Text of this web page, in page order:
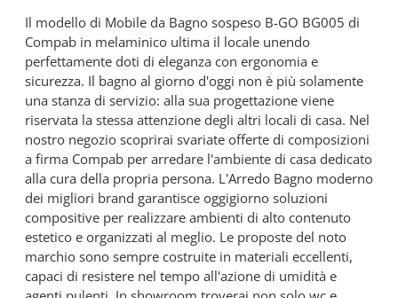
Il modello di Mobile da Bagno sospeso B-GO BG005 di
Compab in melaminico ultima il locale unendo
perfettamente doti di eleganza con ergonomia e
sicurezza. Il bagno al giorno d'oggi non è più solamente
una stanza di servizio: alla sua progettazione viene
riservata la stessa attenzione degli altri locali di casa. Nel
nostro negozio scoprirai svariate offerte di composizioni
a firma Compab per arredare l'ambiente di casa dedicato
alla cura della propria persona. L’Arredo Bagno moderno
dei migliori brand garantisce oggigiorno soluzioni
compositive per realizzare ambienti di alto contenuto
estetico e organizzati al meglio. Le proposte del noto
marchio sono sempre costruite in materiali eccellenti,
capaci di resistere nel tempo all'azione di umidità e